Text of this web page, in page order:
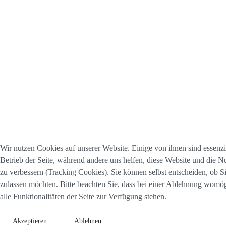
Wir nutzen Cookies auf unserer Website. Einige von ihnen sind
Betrieb der Seite, während andere uns helfen, diese Website und die
zu verbessern (Tracking Cookies). Sie können selbst entscheiden, ob
zulassen möchten. Bitte beachten Sie, dass bei einer Ablehnung
alle Funktionalitäten der Seite zur Verfügung stehen.
Akzeptieren Ablehnen